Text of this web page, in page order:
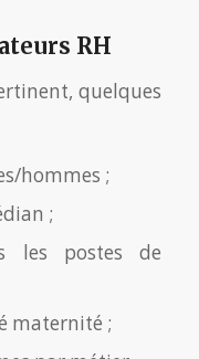
RH
quelques
hommes ;
;
les postes de
maternité ;